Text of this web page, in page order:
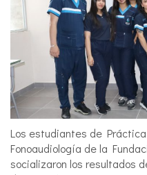
Los estudiantes de
Fonoaudiología de la
socializaron los resultados